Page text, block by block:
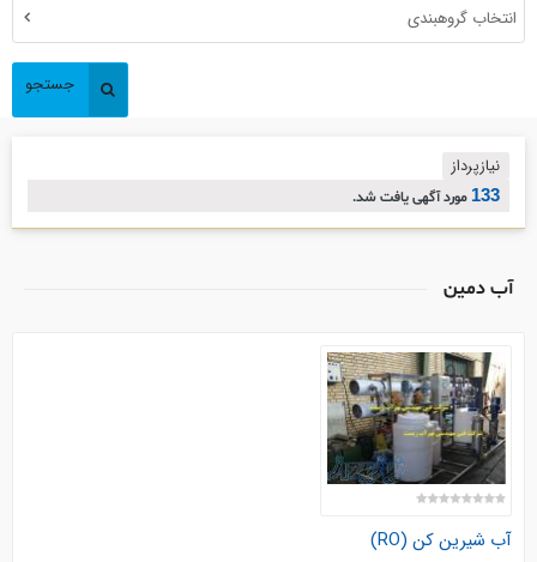
انتخاب گروهبندی
جستجو
نیازپرداز
133 مورد آگهی یافت شد.
آب دمین
آب شیرین کن (RO)